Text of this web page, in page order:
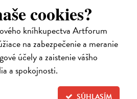
cookies?
kníhkupectva Artforum
na zabezpečenie a meranie
účely a zaistenie vášho
a spokojnosti.
SÚHLASÍM
slovenské a
dejiny
na sklade